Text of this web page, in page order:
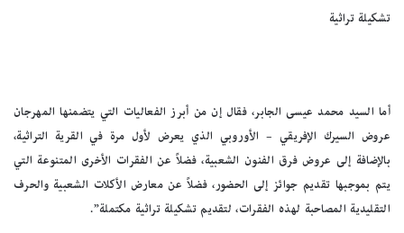
تشكيلة تراثية
أما السيد محمد عيسى الجابر، فقال إن من أبرز الفعاليات التي يتضمنها المهرجان
عروض السيرك الإفريقي – الأوروبي الذي يعرض لأول مرة في القرية التراثية،
بالإضافة إلى عروض فرق الفنون الشعبية، فضلاً عن الفقرات الأخرى المتنوعة التي
يتم بموجبها تقديم جوائز إلى الحضور، فضلاً عن معارض الأكلات الشعبية والحرف
التقليدية المصاحبة لهذه الفقرات، لتقديم تشكيلة تراثية مكتملة”.